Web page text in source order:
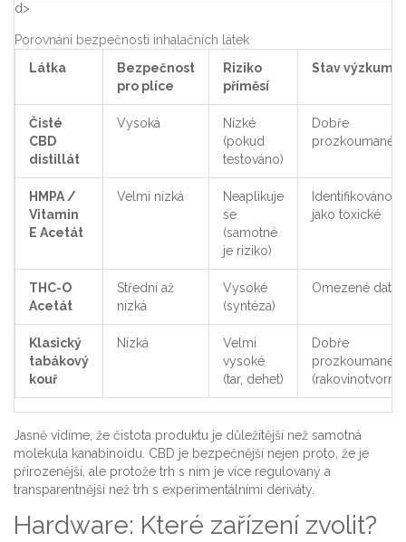
d>
Porovnání bezpečnosti inhalačních látek
Látka
Bezpečnost
pro plíce
Riziko
příměsí
Stav výzkumu
Čisté
CBD
distillát
Vysoká
Nízké
(pokud
testováno)
Dobře
prozkoumané
HMPA /
Vitamin
E Acetát
Velmi nízká
Neaplikuje
se
(samotné
je riziko)
Identifikováno
jako toxické
THC-O
Acetát
Střední až
nízká
Vysoké
(syntéza)
Omezené data
Klasický
tabákový
kouř
Nízká
Velmi
vysoké
(tar, dehet)
Dobře
prozkoumané
(rakovinotvorné)
Jasně vidíme, že čistota produktu je důležitější než samotná
molekula kanabinoidu. CBD je bezpečnější nejen proto, že je
přirozenější, ale protože trh s ním je více regulovaný a
transparentnější než trh s experimentálními deriváty.
Hardware: Které zařízení zvolit?